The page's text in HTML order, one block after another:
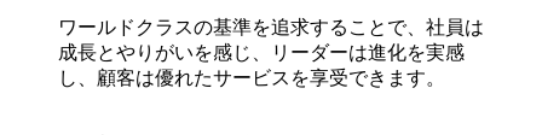
ワールドクラスの基準を追求することで、社員は
成長とやりがいを感じ、リーダーは進化を実感
し、顧客は優れたサービスを享受できます。